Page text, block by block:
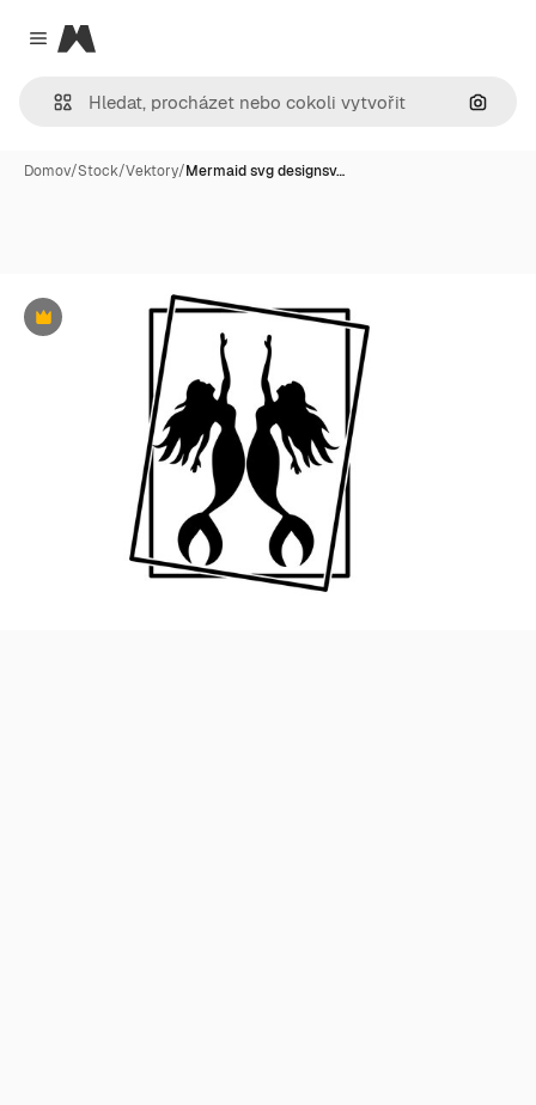
Close menu
Magnific
Hledat
Domov/Stock/Vektory/Mermaid svg designsv…
Premium